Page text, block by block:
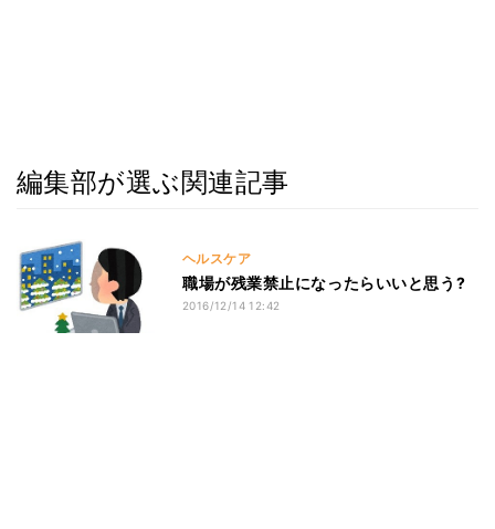
編集部が選ぶ関連記事
ヘルスケア
職場が残業禁止になったらいいと思う?
2016/12/14 12:42